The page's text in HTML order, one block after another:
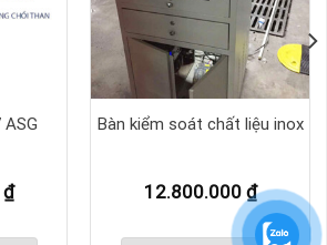
₫
Bàn kiểm soát chất liệu inox
12.800.000 ₫